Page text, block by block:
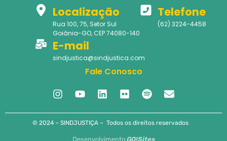
Localização
Rua 100, 75, Setor Sul
Goiânia-GO, CEP 74080-140
Telefone
(62) 3224-4458
E-mail
sindjustica@sindjustica.com
Fale Conosco
© 2024 – SINDJUSTIÇA – Todos os direitos reservados
Desenvolvimento GO!Sites